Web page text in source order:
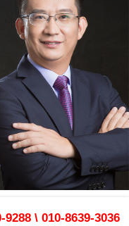
9288 \ 010-8639-3036